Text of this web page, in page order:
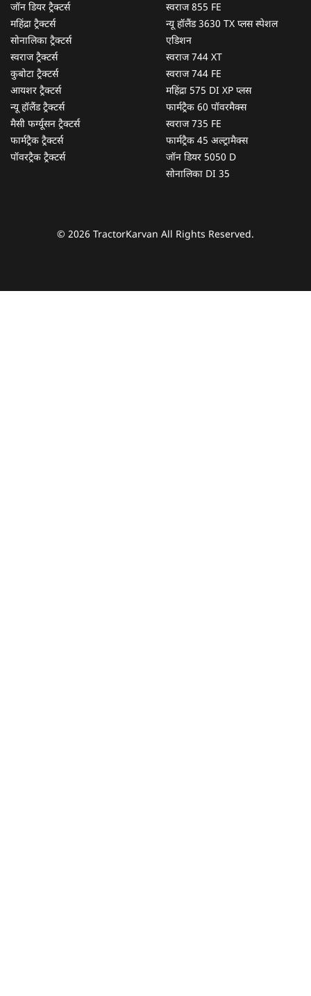
जॉन डियर ट्रैक्टर्स
महिंद्रा ट्रैक्टर्स
सोनालिका ट्रैक्टर्स
स्वराज ट्रैक्टर्स
कुबोटा ट्रैक्टर्स
आयशर ट्रैक्टर्स
न्यू हॉलैंड ट्रैक्टर्स
मैसी फर्ग्यूसन ट्रैक्टर्स
फार्मट्रैक ट्रैक्टर्स
पॉवरट्रैक ट्रैक्टर्स
स्वराज 855 FE
न्यू हॉलैंड 3630 TX प्लस स्पेशल
एडिशन
स्वराज 744 XT
स्वराज 744 FE
महिंद्रा 575 DI XP प्लस
फार्मट्रैक 60 पॉवरमैक्स
स्वराज 735 FE
फार्मट्रैक 45 अल्ट्रामैक्स
जॉन डियर 5050 D
सोनालिका DI 35
© 2026 TractorKarvan All Rights Reserved.